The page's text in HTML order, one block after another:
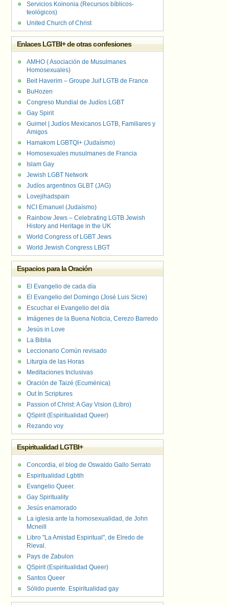
Servicios Koinonia (Recursos bíblicos-
teológicos)
United Church of Christ
Enlaces LGTBI+ de otras confesiones
AMHO ( Asociación de Musulmanes
Homosexuales)
Beit Haverim – Groupe Juif LGTB de France
BuHozen
Congreso Mundial de Judíos LGBT
Gay Spirit
Guimel | Judíos Mexicanos LGTB, Familiares y
Amigos
Hamakom LGBTQI+ (Judaísmo)
Homosexuales musulmanes de Francia
Islam Gay
Jewish LGBT Network
Judíos argentinos GLBT (JAG)
Lovejihadspain
NCI Emanuel (Judaísmo)
Rainbow Jews – Celebrating LGTB Jewish
History and Heritage in the UK
World Congress of LGBT Jews
World Jewish Congress LBGT
Espacios para la Oración
El Evangelio de cada día
El Evangelio del Domingo (José Luis Sicre)
Escuchar el Evangelio del día
Imágenes de la Buena Noticia, Cerezo Barredo
Jesús in Love
La Biblia
Leccionario Común revisado
Liturgia de las Horas
Meditaciones Inclusivas
Oración de Taizé (Ecuménica)
Out In Scriptures
Passion of Christ: A Gay Vision (Libro)
QSpirit (Espiritualidad Queer)
Rezando voy
Espiritualidad LGTBI+
Concordia, el blog de Oswaldo Gallo Serrato
Espiritualidad Lgbtih
Evangelio Queer.
Gay Spirituality
Jesús enamorado
La iglesia ante la homosexualidad, de John
Mcneill
Libro "La Amistad Espiritual", de Elredo de
Rieval.
Pays de Zabulon
QSpirit (Espiritualidad Queer)
Santos Queer
Sólido puente. Espiritualidad gay